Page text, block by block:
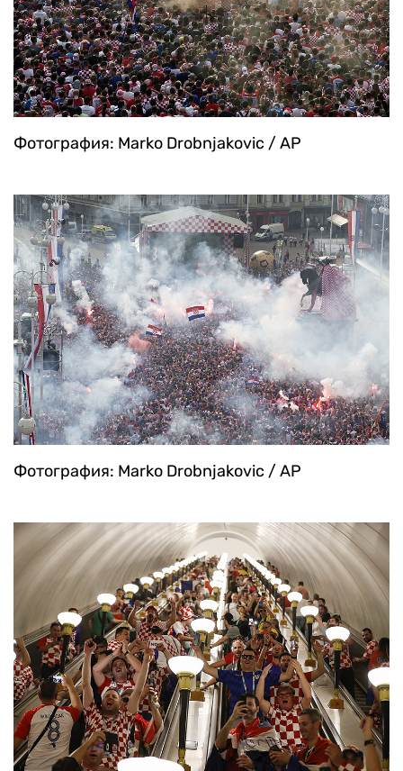
Фотография: Marko Drobnjakovic / AP
Фотография: Marko Drobnjakovic / AP